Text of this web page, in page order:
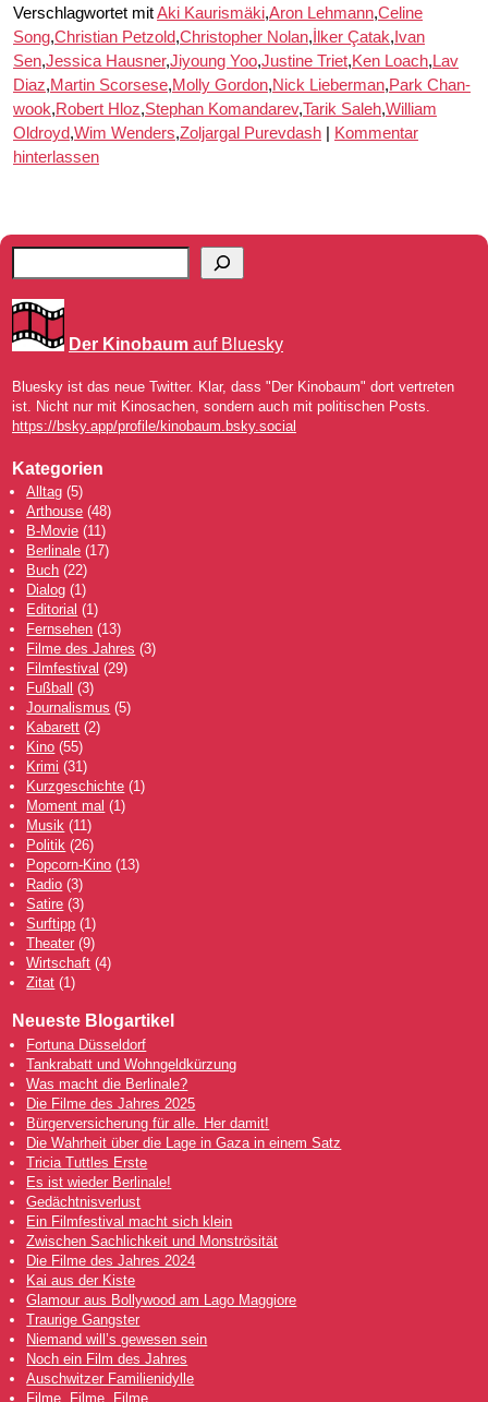
Verschlagwortet mitAki Kaurismäki,Aron Lehmann,Celine
Song,Christian Petzold,Christopher Nolan, İlker Çatak, Ivan
Sen,Jessica Hausner,Jiyoung Yoo,Justine Triet,Ken Loach,Lav
Diaz,Martin Scorsese,Molly Gordon,Nick Lieberman,Park Chan-
wook,Robert Hloz,Stephan Komandarev,Tarik Saleh,William
Oldroyd,Wim Wenders,Zoljargal Purevdash
Kommentar
hinterlassen
Der Kinobaum auf Bluesky
Bluesky ist das neue Twitter. Klar, dass "Der Kinobaum" dort vertreten
ist. Nicht nur mit Kinosachen, sondern auch mit politischen Posts.
https://bsky.app/profile/kinobaum.bsky.social
Kategorien
Alltag (5)
Arthouse (48)
B-Movie (11)
Berlinale (17)
Buch (22)
Dialog (1)
Editorial (1)
Fernsehen (13)
Filme des Jahres (3)
Filmfestival (29)
Fußball (3)
Journalismus (5)
Kabarett (2)
Kino (55)
Krimi (31)
Kurzgeschichte (1)
Moment mal (1)
Musik (11)
Politik (26)
Popcorn-Kino (13)
Radio (3)
Satire (3)
Surftipp (1)
Theater (9)
Wirtschaft (4)
Zitat (1)
Neueste Blogartikel
Fortuna Düsseldorf
Tankrabatt und Wohngeldkürzung
Was macht die Berlinale?
Die Filme des Jahres 2025
Bürgerversicherung für alle. Her damit!
Die Wahrheit über die Lage in Gaza in einem Satz
Tricia Tuttles Erste
Es ist wieder Berlinale!
Gedächtnisverlust
Ein Filmfestival macht sich klein
Zwischen Sachlichkeit und Monströsität
Die Filme des Jahres 2024
Kai aus der Kiste
Glamour aus Bollywood am Lago Maggiore
Traurige Gangster
Niemand will’s gewesen sein
Noch ein Film des Jahres
Auschwitzer Familienidylle
Filme, Filme, Filme